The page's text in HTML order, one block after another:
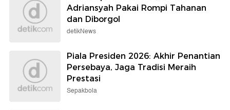
Adriansyah Pakai Rompi Tahanan
dan Diborgol
detikNews
Piala Presiden 2026: Akhir Penantian
Persebaya, Jaga Tradisi Meraih
Prestasi
Sepakbola